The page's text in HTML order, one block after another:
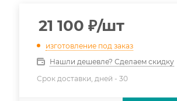
21 100 ₽/шт
изготовление под заказ
Нашли дешевле? Сделаем скидку
Срок доставки, дней -30